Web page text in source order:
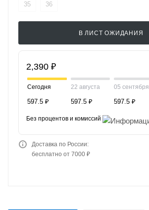
35 36
В ЛИСТ ОЖИДАНИЯ
2,390 ₽
Сегодня
597.5 ₽
22 августа
597.5 ₽
05 сентября
597.5 ₽
Без процентов и комиссий
Доставка по России:
бесплатно от 7000 ₽